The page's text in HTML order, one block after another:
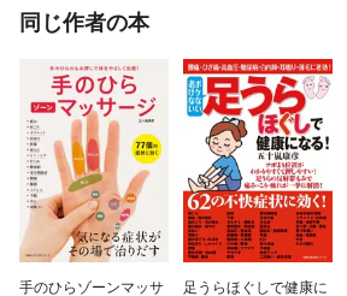
同じ作者の本
手のひらゾーンマッサ
足うらほぐしで健康に